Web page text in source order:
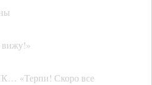
вижу!»
«Терпи! Скоро все